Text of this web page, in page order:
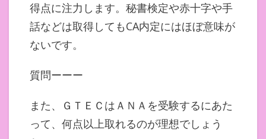
得点に注力します。秘書検定や赤十字や手
話などは取得してもCA内定にはほぼ意味が
ないです。
質問ーーー
また、ＧＴＥＣはＡＮＡを受験するにあた
って、何点以上取れるのが理想でしょう